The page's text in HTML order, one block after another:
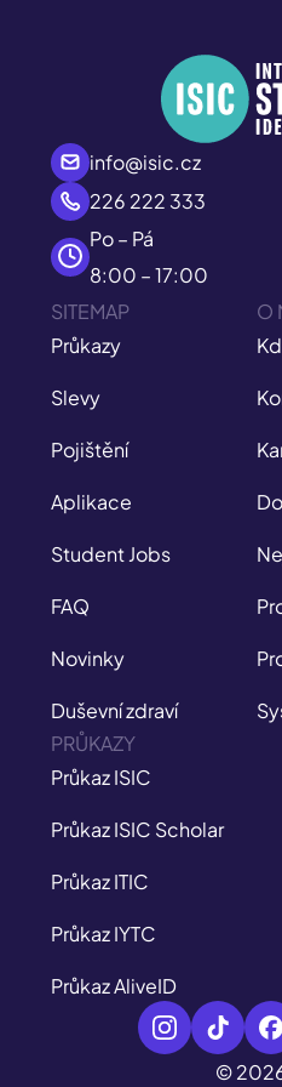
info@isic.cz
226 222 333
Po – Pá
8:00 – 17:00
SITEMAP
Průkazy
Slevy
Pojištění
Aplikace
Student Jobs
FAQ
Novinky
Duševní zdraví
O
PRŮKAZY
Průkaz ISIC
Průkaz ISIC Scholar
Průkaz ITIC
Průkaz IYTC
Průkaz AliveID
©